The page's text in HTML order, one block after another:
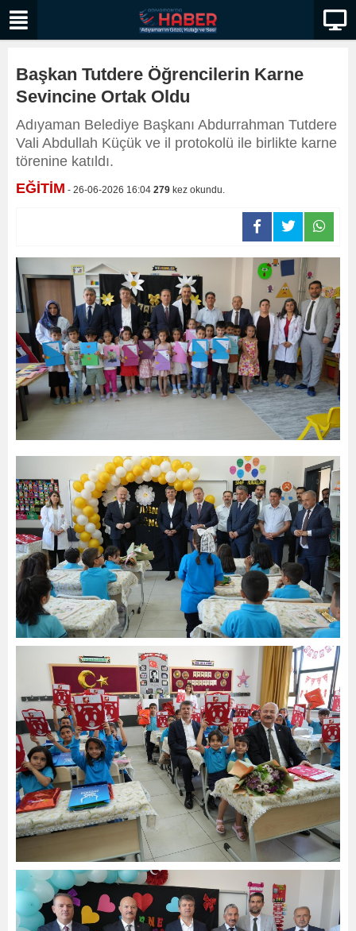
Başkan Tutdere Öğrencilerin Karne
Sevincine Ortak Oldu
Adıyaman Belediye Başkanı Abdurrahman Tutdere
Vali Abdullah Küçük ve il protokolü ile birlikte karne
törenine katıldı.
EĞİTİM - 26-06-2026 16:04 279 kez okundu.